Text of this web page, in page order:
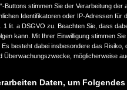
Buttons stimmen Sie der Verarbeitung
Identifikatoren oder IP-Adressen für
1 lit. a DSGVO zu. Beachten Sie, dass
kann. Mit Ihrer Einwilligung stimmen
besteht dabei insbesondere das
Überwachungszwecke, möglicherweise
Daten, um